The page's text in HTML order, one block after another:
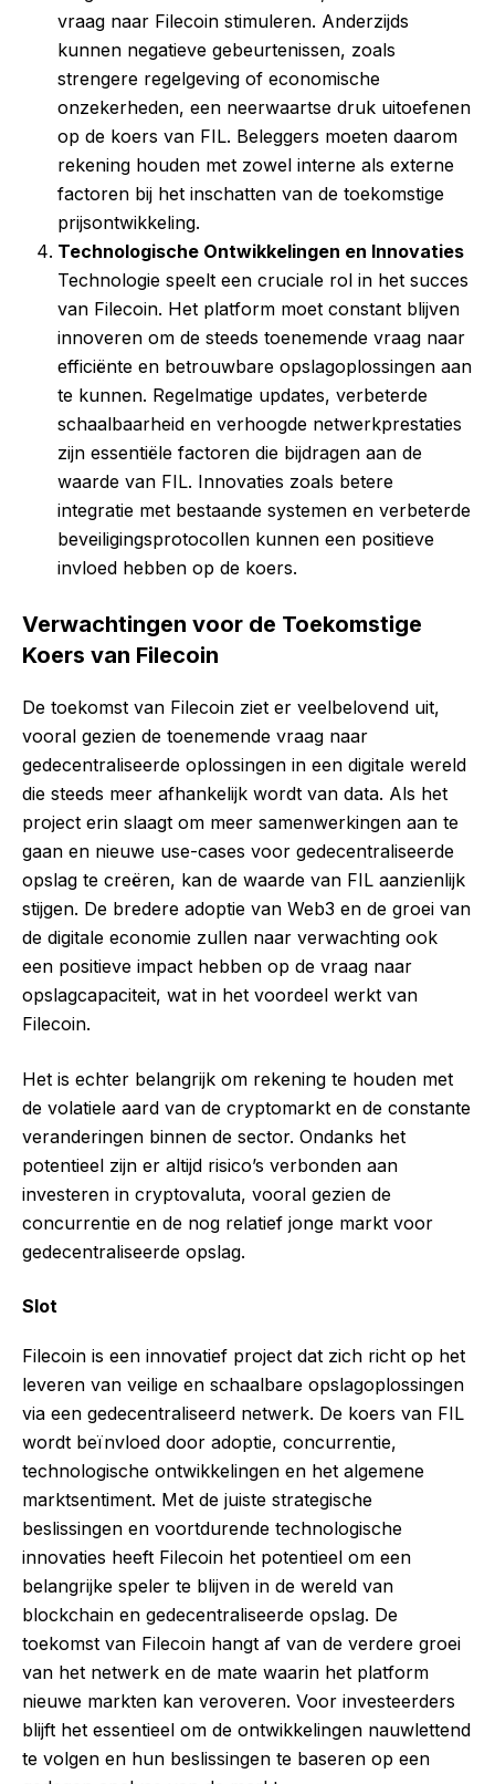
vraag naar Filecoin stimuleren. Anderzijds
kunnen negatieve gebeurtenissen, zoals
strengere regelgeving of economische
onzekerheden, een neerwaartse druk uitoefenen
op de koers van FIL. Beleggers moeten daarom
rekening houden met zowel interne als externe
factoren bij het inschatten van de toekomstige
prijsontwikkeling.
Technologische Ontwikkelingen en Innovaties
Technologie speelt een cruciale rol in het succes
van Filecoin. Het platform moet constant blijven
innoveren om de steeds toenemende vraag naar
efficiënte en betrouwbare opslagoplossingen aan
te kunnen. Regelmatige updates, verbeterde
schaalbaarheid en verhoogde netwerkprestaties
zijn essentiële factoren die bijdragen aan de
waarde van FIL. Innovaties zoals betere
integratie met bestaande systemen en verbeterde
beveiligingsprotocollen kunnen een positieve
invloed hebben op de koers.
Verwachtingen voor de Toekomstige
Koers van Filecoin
De toekomst van Filecoin ziet er veelbelovend uit,
vooral gezien de toenemende vraag naar
gedecentraliseerde oplossingen in een digitale wereld
die steeds meer afhankelijk wordt van data. Als het
project erin slaagt om meer samenwerkingen aan te
gaan en nieuwe use-cases voor gedecentraliseerde
opslag te creëren, kan de waarde van FIL aanzienlijk
stijgen. De bredere adoptie van Web3 en de groei van
de digitale economie zullen naar verwachting ook
een positieve impact hebben op de vraag naar
opslagcapaciteit, wat in het voordeel werkt van
Filecoin.
Het is echter belangrijk om rekening te houden met
de volatiele aard van de cryptomarkt en de constante
veranderingen binnen de sector. Ondanks het
potentieel zijn er altijd risico’s verbonden aan
investeren in cryptovaluta, vooral gezien de
concurrentie en de nog relatief jonge markt voor
gedecentraliseerde opslag.
Slot
Filecoin is een innovatief project dat zich richt op het
leveren van veilige en schaalbare opslagoplossingen
via een gedecentraliseerd netwerk. De koers van FIL
wordt beïnvloed door adoptie, concurrentie,
technologische ontwikkelingen en het algemene
marktsentiment. Met de juiste strategische
beslissingen en voortdurende technologische
innovaties heeft Filecoin het potentieel om een
belangrijke speler te blijven in de wereld van
blockchain en gedecentraliseerde opslag. De
toekomst van Filecoin hangt af van de verdere groei
van het netwerk en de mate waarin het platform
nieuwe markten kan veroveren. Voor investeerders
blijft het essentieel om de ontwikkelingen nauwlettend
te volgen en hun beslissingen te baseren op een